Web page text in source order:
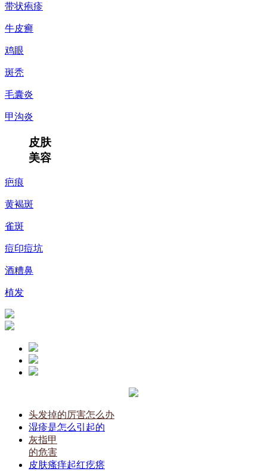
带状疱疹
牛皮癣
鸡眼
斑秃
毛囊炎
甲沟炎
皮肤
美容
疤痕
黄褐斑
雀斑
痘印痘坑
酒糟鼻
植发
头发掉的厉害怎么办
湿疹是怎么引起的
灰指甲
的危害
皮肤瘙痒起红疙瘩